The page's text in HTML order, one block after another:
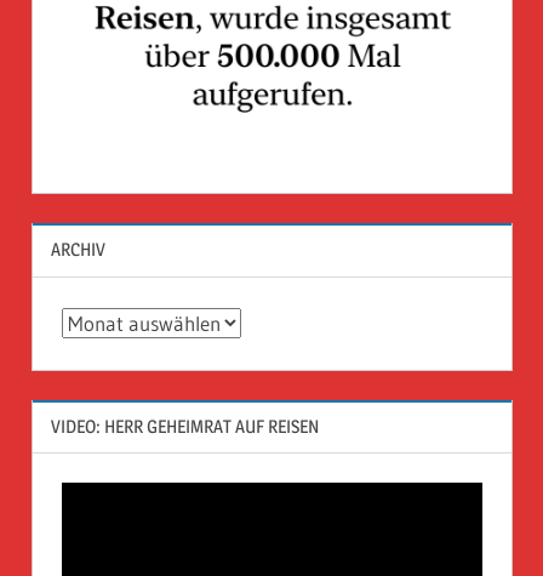
ARCHIV
Archiv
VIDEO: HERR GEHEIMRAT AUF REISEN